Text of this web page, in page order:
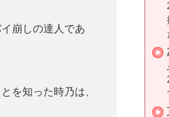
崩しの達人であ
を知った時乃は、